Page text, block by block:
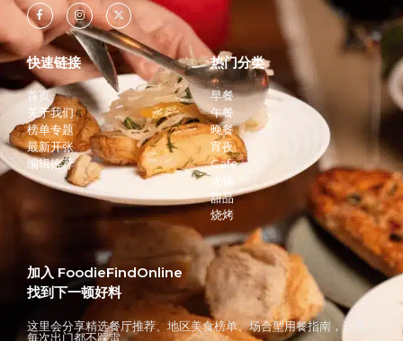
快速链接
首页
关于我们
榜单专题
最新开张
编辑推荐
热门分类
早餐
午餐
晚餐
宵夜
Cafe
火锅
甜品
烧烤
加入 FoodieFindOnline
找到下一顿好料
这里会分享精选餐厅推荐、地区美食榜单、场合型用餐指南，让你
每次出门都不踩雷。